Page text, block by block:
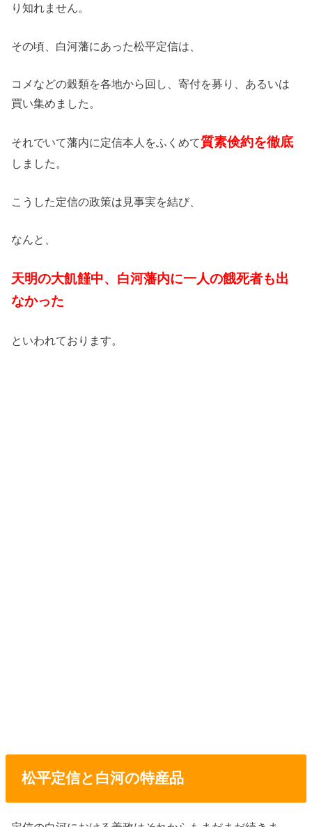
り知れません。
その頃、白河藩にあった松平定信は、
コメなどの穀類を各地から回し、寄付を募り、あるいは
買い集めました。
それでいて藩内に定信本人をふくめて質素倹約を徹底
しました。
こうした定信の政策は見事実を結び、
なんと、
天明の大飢饉中、白河藩内に一人の餓死者も出
なかった
といわれております。
松平定信と白河の特産品